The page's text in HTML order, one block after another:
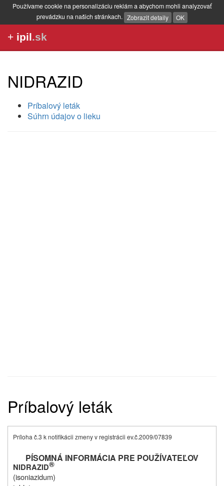
Používame cookie na personalizáciu reklám a abychom mohli analyzovať
prevádzku na našich stránkach. Zobrazit detaily OK
+ ipil.sk
NIDRAZID
Príbalový leták
Súhrn údajov o lieku
Príbalový leták
Príloha č.3 k notifikácii zmeny v registrácii ev.č.2009/07839
PÍSOMNÁ INFORMÁCIA PRE POUŽÍVATEĽOV
NIDRAZID®
(isoniazidum)